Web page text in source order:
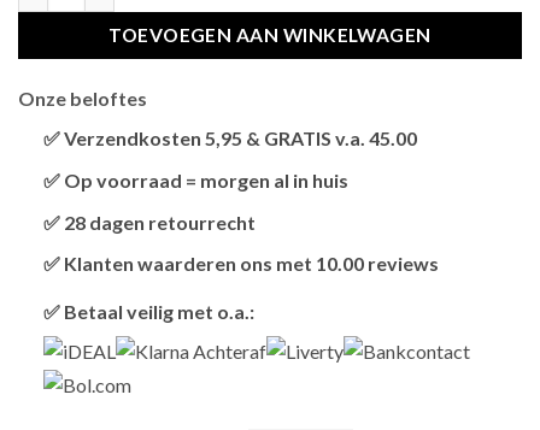
TOEVOEGEN AAN WINKELWAGEN
Onze beloftes
✅ Verzendkosten 5,95 & GRATIS v.a. 45.00
bestellingen v.a. 45,00 worden gratis verzonden.
✅ Op voorraad = morgen al in huis
wordt het vandaag nog verzonden
✅ 28 dagen retourrecht
om te retourneren.
✅ Klanten waarderen ons met 10.00 reviews
webkeur
✅ Betaal veilig met o.a.: